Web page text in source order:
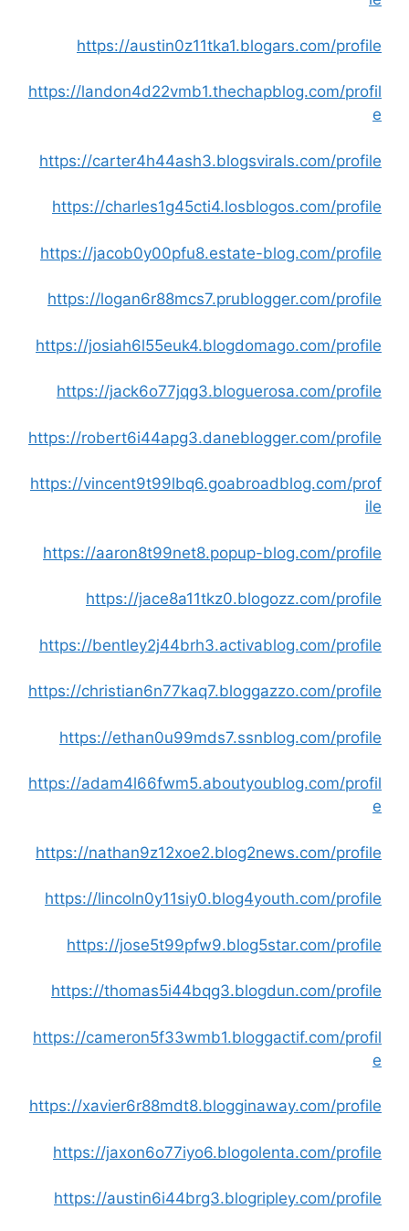
https://austin0z11tka1.blogars.com/profile
https://landon4d22vmb1.thechapblog.com/profil
e
https://carter4h44ash3.blogsvirals.com/profile
https://charles1g45cti4.losblogos.com/profile
https://jacob0y00pfu8.estate-blog.com/profile
https://logan6r88mcs7.prublogger.com/profile
https://josiah6l55euk4.blogdomago.com/profile
https://jack6o77jqg3.bloguerosa.com/profile
https://robert6i44apg3.daneblogger.com/profile
https://vincent9t99lbq6.goabroadblog.com/prof
ile
https://aaron8t99net8.popup-blog.com/profile
https://jace8a11tkz0.blogozz.com/profile
https://bentley2j44brh3.activablog.com/profile
https://christian6n77kaq7.bloggazzo.com/profile
https://ethan0u99mds7.ssnblog.com/profile
https://adam4l66fwm5.aboutyoublog.com/profil
e
https://nathan9z12xoe2.blog2news.com/profile
https://lincoln0y11siy0.blog4youth.com/profile
https://jose5t99pfw9.blog5star.com/profile
https://thomas5i44bqg3.blogdun.com/profile
https://cameron5f33wmb1.bloggactif.com/profil
e
https://xavier6r88mdt8.blogginaway.com/profile
https://jaxon6o77iyo6.blogolenta.com/profile
https://austin6i44brg3.blogripley.com/profile